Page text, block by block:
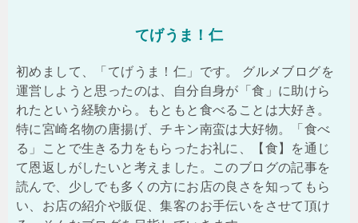
てげうま！仁
初めまして、「てげうま！仁」です。 グルメブログを
運営しようと思ったのは、自分自身が「食」に助けら
れたという経験から。もともと食べることは大好き。
特に宮崎名物の唐揚げ、チキン南蛮は大好物。「食べ
る」ことで生きる力をもらったお礼に、【食】を通じ
て恩返しがしたいと考えました。このブログの記事を
読んで、少しでも多くの方にお店の良さを知ってもら
い、お店の紹介や販促、集客のお手伝いをさせて頂け